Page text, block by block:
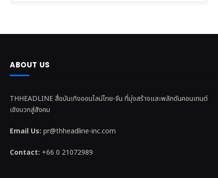
ABOUT US
THHEADLINE สื่อบันเทิงออนไลน์ไทย-จีน ที่มุ่งสร้างและพลักดันคอนเทนต์
เชิงบวกสู่สังคม
Email Us: pr@thheadline-inc.com
Contact: +66 0 21072989